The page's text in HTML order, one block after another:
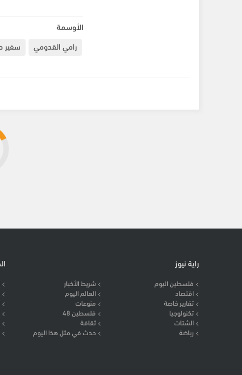
الأوسمة
رامي القدومي
سفير
راية نيوز
فلسطين اليوم
شريط الأخبار
اقتصاد
العالم اليوم
تقارير خاصة
منوعات
تكنولوجيا
فلسطين 48
الشتات
ثقافة
رياضة
حدث في مثل هذا اليوم